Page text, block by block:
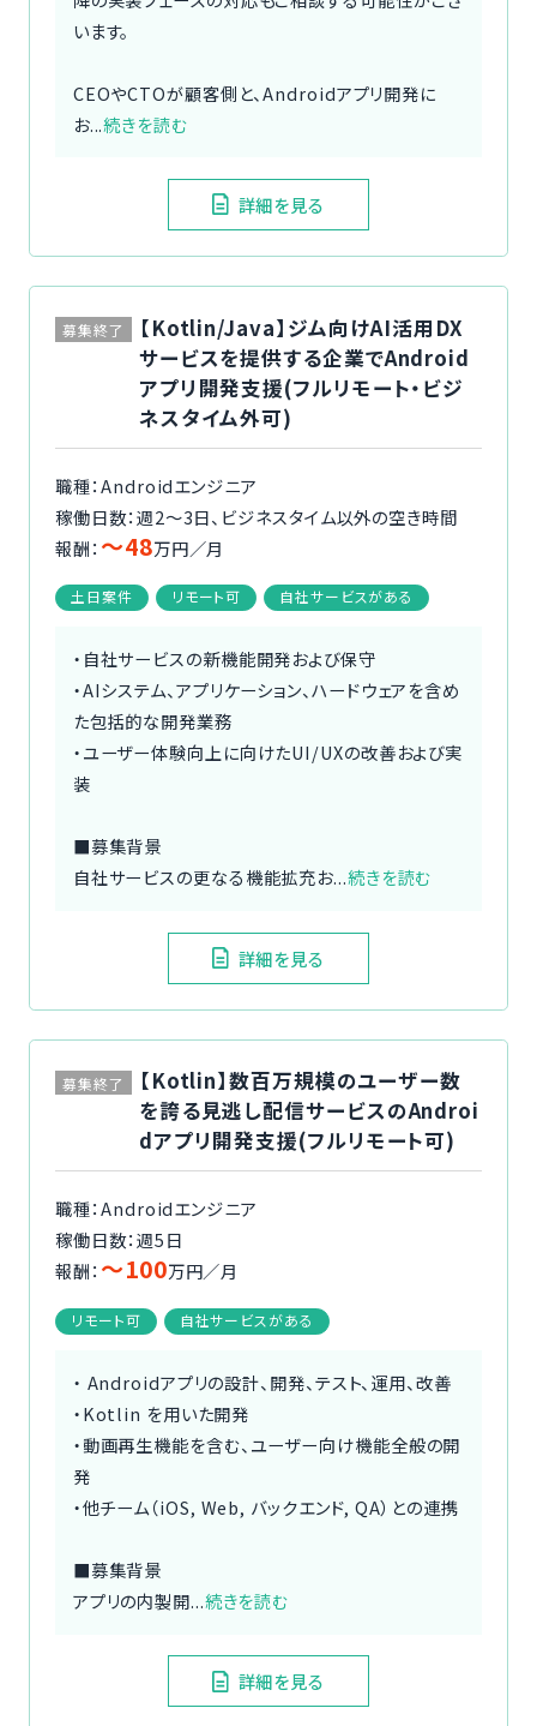
います。
CEOやCTOが顧客側と、Androidアプリ開発に
お...続きを読む
詳細を見る
募集終了
【Kotlin/Java】ジム向けAI活用DX
サービスを提供する企業でAndroid
アプリ開発支援(フルリモート・ビジ
ネスタイム外可)
職種：Androidエンジニア
稼働日数：週2〜3日、ビジネスタイム以外の空き時間
報酬： 〜48万円／月
土日案件 リモート可 自社サービスがある
・自社サービスの新機能開発および保守
・AIシステム、アプリケーション、ハードウェアを含め
た包括的な開発業務
・ユーザー体験向上に向けたUI/UXの改善および実
装
■募集背景
自社サービスの更なる機能拡充お...続きを読む
詳細を見る
募集終了
【Kotlin】数百万規模のユーザー数
を誇る見逃し配信サービスのAndroi
dアプリ開発支援(フルリモート可)
職種：Androidエンジニア
稼働日数：週5日
報酬： 〜100万円／月
リモート可 自社サービスがある
・ Androidアプリの設計、開発、テスト、運用、改善
・Kotlin を用いた開発
・動画再生機能を含む、ユーザー向け機能全般の開
発
・他チーム（iOS, Web, バックエンド, QA）との連携
■募集背景
アプリの内製開...続きを読む
詳細を見る